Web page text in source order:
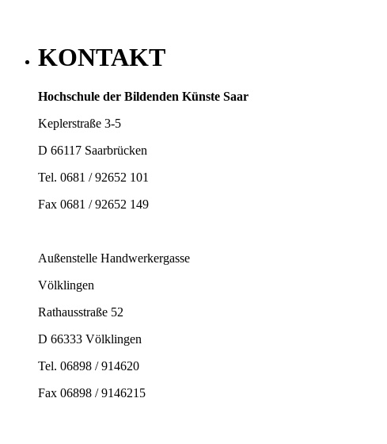
KONTAKT
Hochschule der Bildenden Künste Saar
Keplerstraße 3-5
D 66117 Saarbrücken
Tel. 0681 / 92652 101
Fax 0681 / 92652 149
Außenstelle Handwerkergasse
Völklingen
Rathausstraße 52
D 66333 Völklingen
Tel. 06898 / 914620
Fax 06898 / 9146215